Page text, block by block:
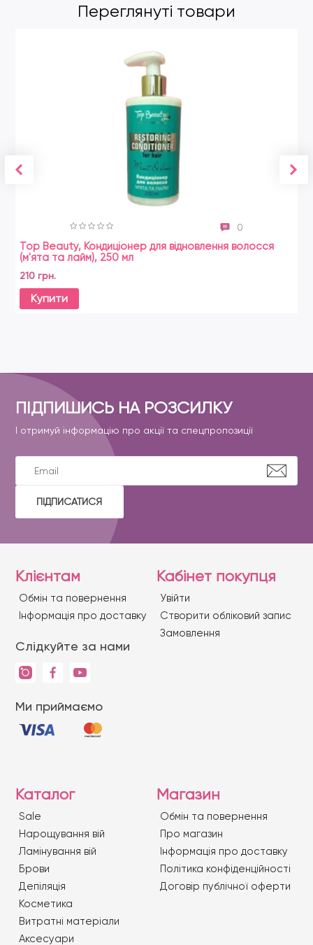
Переглянуті товари
0
Top Beauty, Кондиціонер для відновлення волосся
(м'ята та лайм), 250 мл
210 грн.
Купити
ПІДПИШИСЬ НА РОЗСИЛКУ
І отримуй інформацію про акції та спецпропозиції
ПІДПИСАТИСЯ
Клієнтам
Обмін та повернення
Iнформація про доставку
Слідкуйте за нами
Ми приймаємо
Кабінет покупця
Увійти
Створити обліковий запис
Замовлення
Каталог
Sale
Нарощування вій
Ламінування вій
Брови
Депіляція
Косметика
Витратні матеріали
Аксесуари
Магазин
Обмін та повернення
Про магазин
Iнформація про доставку
Політика конфіденційності
Договір публічної оферти